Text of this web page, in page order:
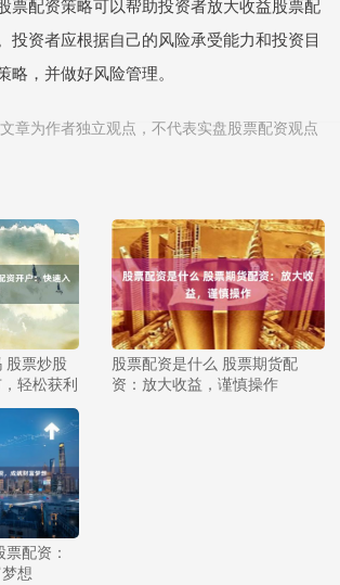
票配资策略可以帮助投资者放大收益股票配
投资者应根据自己的风险承受能力和投资目
，并做好风险管理。
文章为作者独立观点，不代表实盘股票配资观点
股票炒股
轻松获利
股票配资是什么 股票期货配
资：放大收益，谨慎操作
配资：
想